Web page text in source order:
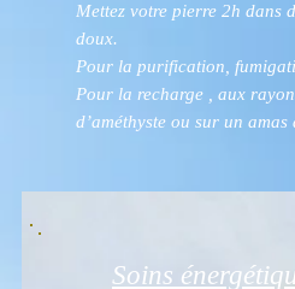
Mettez votre pierre 2h dans
doux.
Pour la purification,
Pour la recharge , aux
d’améthyste ou sur un
Soins